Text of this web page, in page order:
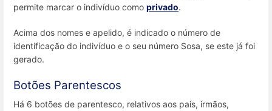
permite marcar o indivíduo como privado.
Acima dos nomes e apelido, é indicado o número de
identificação do indivíduo e o seu número Sosa, se este já foi
gerado.
Botões Parentescos
Há 6 botões de parentesco, relativos aos pais, irmãos,